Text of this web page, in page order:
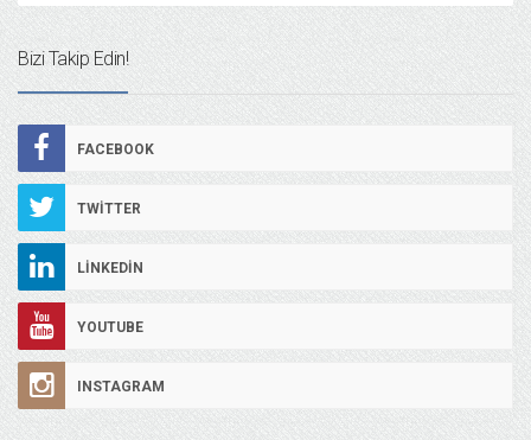
Bizi Takip Edin!
FACEBOOK
TWITTER
LINKEDIN
YOUTUBE
INSTAGRAM